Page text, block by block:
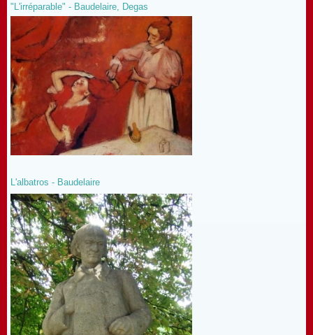
"L'irréparable" - Baudelaire, Degas
L'albatros - Baudelaire